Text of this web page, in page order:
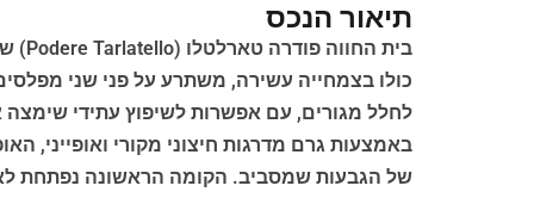
תיאור הנכס
לחלל מגורים, עם אפשרות לשיפוץ עתידי
של הגבעות שמסביב. הקומה הראשונה נפתחת